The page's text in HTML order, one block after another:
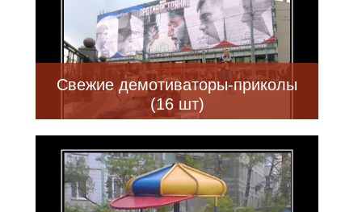
Свежие демотиваторы-приколы
(16 шт)